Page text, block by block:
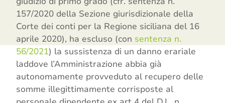
157/2020 della Sezione giurisdizionale della
Corte dei conti per la Regione siciliana del 16
aprile 2020), ha escluso (con sentenza n.
56/2021) la sussistenza di un danno erariale
laddove l’Amministrazione abbia già
autonomamente provveduto al recupero delle
somme illegittimamente corrisposte al